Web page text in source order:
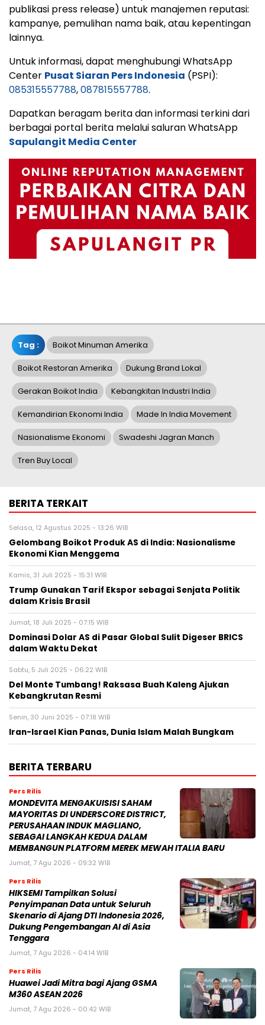
publikasi press release) untuk manajemen reputasi:
kampanye, pemulihan nama baik, atau kepentingan
lainnya.
Untuk informasi, dapat menghubungi WhatsApp
Center Pusat Siaran Pers Indonesia (PSPI):
085315557788,087815557788.
Dapatkan beragam berita dan informasi terkini dari
berbagai portal berita melalui saluran WhatsApp
Sapulangit Media Center
Tag : Boikot Minuman Amerika
Boikot Restoran Amerika Dukung Brand Lokal
Gerakan Boikot India Kebangkitan Industri India
Kemandirian Ekonomi India Made In India Movement
Nasionalisme Ekonomi Swadeshi Jagran Manch
Tren Buy Local
BERITA TERKAIT
Selasa, 12 Agustus 2025 - 13:26 WIB
Gelombang Boikot Produk AS di India: Nasionalisme
Ekonomi Kian Menggema
Kamis, 31 Juli 2025 - 15:31 WIB
Trump Gunakan Tarif Ekspor sebagai Senjata Politik
dalam Krisis Brasil
Jumat, 18 Juli 2025 - 07:15 WIB
Dominasi Dolar AS di Pasar Global Sulit Digeser BRICS
dalam Waktu Dekat
Sabtu, 5 Juli 2025 - 06:22 WIB
Del Monte Tumbang! Raksasa Buah Kaleng Ajukan
Kebangkrutan Resmi
Senin, 30 Juni 2025 - 07:18 WIB
Iran-Israel Kian Panas, Dunia Islam Malah Bungkam
BERITA TERBARU
Pers Rilis
MONDEVITA MENGAKUISISI SAHAM
MAYORITAS DI UNDERSCORE DISTRICT,
PERUSAHAAN INDUK MAGLIANO,
SEBAGAI LANGKAH KEDUA DALAM
MEMBANGUN PLATFORM MEREK MEWAH ITALIA BARU
Jumat, 7 Agu 2026 - 09:32 WIB
Pers Rilis
HIKSEMI Tampilkan Solusi
Penyimpanan Data untuk Seluruh
Skenario di Ajang DTI Indonesia 2026,
Dukung Pengembangan AI di Asia
Tenggara
Jumat, 7 Agu 2026 - 04:14 WIB
Pers Rilis
Huawei Jadi Mitra bagi Ajang GSMA
M360 ASEAN 2026
Jumat, 7 Agu 2026 - 00:42 WIB